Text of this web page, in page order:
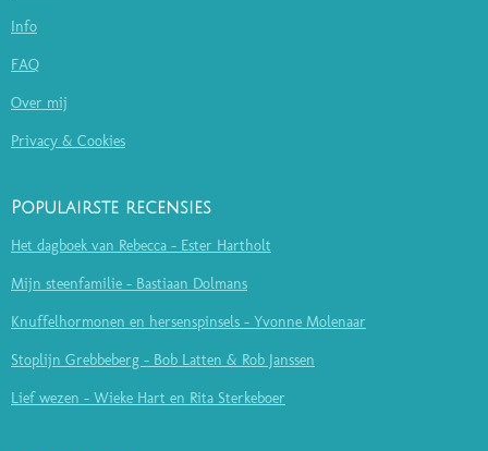
Info
FAQ
Over mij
Privacy & Cookies
Populairste recensies
Het dagboek van Rebecca - Ester Hartholt
Mijn steenfamilie - Bastiaan Dolmans
Knuffelhormonen en hersenspinsels - Yvonne Molenaar
Stoplijn Grebbeberg - Bob Latten & Rob Janssen
Lief wezen - Wieke Hart en Rita Sterkeboer